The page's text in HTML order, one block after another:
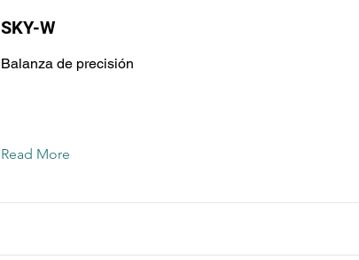
SKY-W
Balanza de precisión
Read More